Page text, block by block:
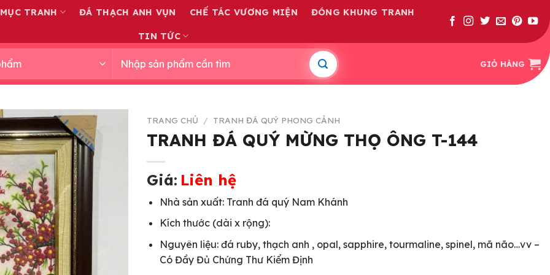
TRANH ĐÁ THẠCH ANH VỤN CHẾ TÁC VƯƠNG MIỆN ĐÓNG KHUNG TRANH
TIN TỨC
kiếm:
GIỎ HÀNG
TRANG CHỦ / TRANH ĐÁ QUÝ PHONG CẢNH
TRANH ĐÁ QUÝ MỪNG THỌ ÔNG T-144
Giá: Liên hệ
Nhà sản xuất: Tranh đá quý Nam Khánh
Kích thước (dài x rộng):
Nguyên liệu: đá ruby, thạch anh , opal, sapphire, tourmaline, spinel, mã não…vv –
Có Đầy Đủ Chứng Thư Kiểm Định